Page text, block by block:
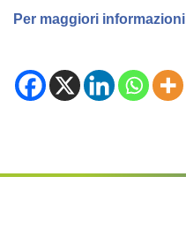
Per maggiori informazioni